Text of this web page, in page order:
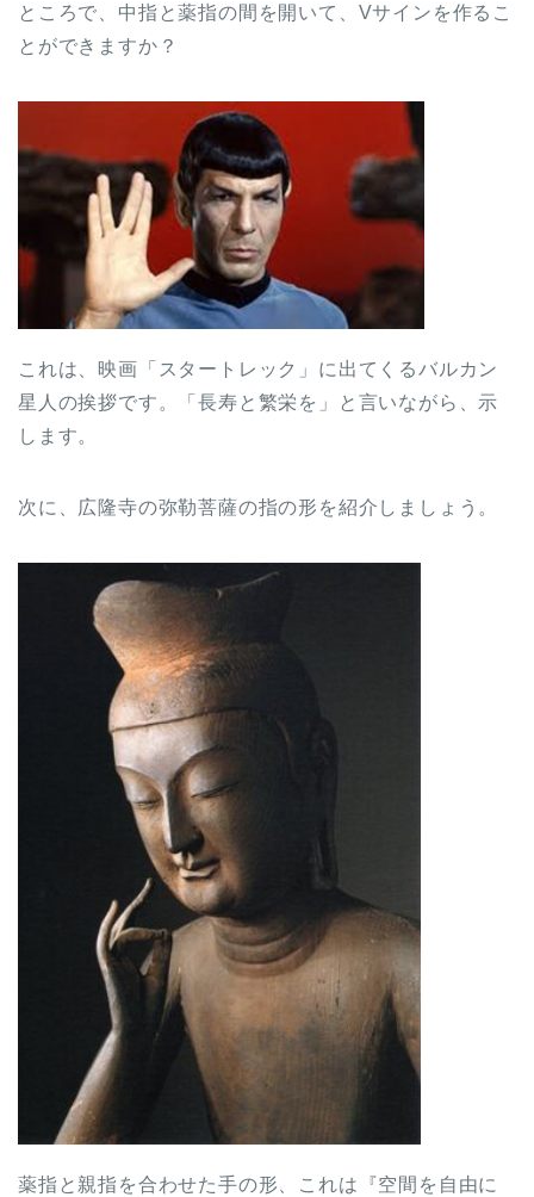
ところで、中指と薬指の間を開いて、Vサインを作るこ
とができますか？
これは、映画「スタートレック」に出てくるバルカン
星人の挨拶です。「長寿と繁栄を」と言いながら、示
します。
次に、広隆寺の弥勒菩薩の指の形を紹介しましょう。
薬指と親指を合わせた手の形、これは『空間を自由に